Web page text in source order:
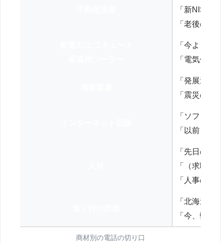
「新NISA
「老後の
「今より
「電気代を
「発展途
「震災の
「ソフト
「以前、
「先日の
「（求職
「人事の方
「北海道
「今、弊
商材別の電話の切り口